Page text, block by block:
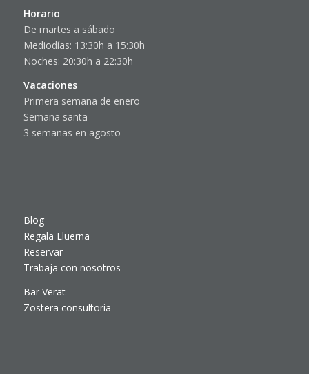
Horario
De martes a sábado
Mediodías: 13:30h a 15:30h
Noches: 20:30h a 22:30h
Vacaciones
Primera semana de enero
Semana santa
3 semanas en agosto
Blog
Regala Lluerna
Reservar
Trabaja con nosotros
Bar Verat
Zostera consultoria